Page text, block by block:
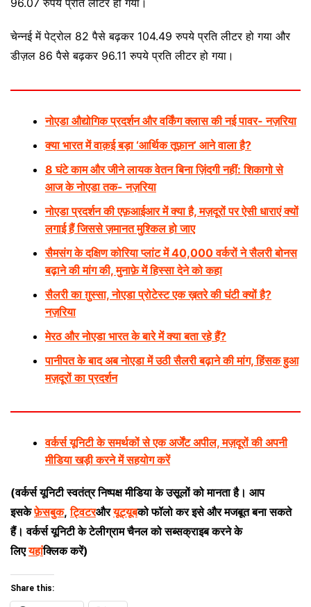
96.07 रुपये प्रति लीटर हो गया।
चेन्नई में पेट्रोल 82 पैसे बढ़कर 104.49 रुपये प्रति लीटर हो गया और
डीज़ल 86 पैसे बढ़कर 96.11 रुपये प्रति लीटर हो गया।
नोएडा औद्योगिक प्रदर्शन और वर्किंग क्लास की नई पावर- नज़रिया
क्या भारत में वाक़ई बड़ा ‘आर्थिक तूफ़ान’ आने वाला है?
8 घंटे काम और जीने लायक वेतन बिना ज़िंदगी नहीं: शिकागो से
आज के नोएडा तक- नज़रिया
नोएडा प्रदर्शन की एफ़आईआर में क्या है, मज़दूरों पर ऐसी धाराएं क्यों
लगाई हैं जिससे ज़मानत मुश्किल हो जाए
सैमसंग के दक्षिण कोरिया प्लांट में 40,000 वर्करों ने सैलरी बोनस
बढ़ाने की मांग की, मुनाफ़े में हिस्सा देने को कहा
सैलरी का ग़ुस्सा, नोएडा प्रोटेस्ट एक ख़तरे की घंटी क्यों है?
नज़रिया
मेरठ और नोएडा भारत के बारे में क्या बता रहे हैं?
पानीपत के बाद अब नोएडा में उठी सैलरी बढ़ाने की मांग, हिंसक हुआ
मज़दूरों का प्रदर्शन
वर्कर्स यूनिटी के समर्थकों से एक अर्जेंट अपील, मज़दूरों की अपनी
मीडिया खड़ी करने में सहयोग करें
(वर्कर्स यूनिटी स्वतंत्र निष्पक्ष मीडिया के उसूलों को मानता है। आप
इसकेफ़ेसबुक,ट्विटरऔरयूट्यूबको फॉलो कर इसे और मजबूत बना सकते
हैं। वर्कर्स यूनिटी के टेलीग्राम चैनल को सब्सक्राइब करने के
लिएयहांक्लिक करें)
Share this: